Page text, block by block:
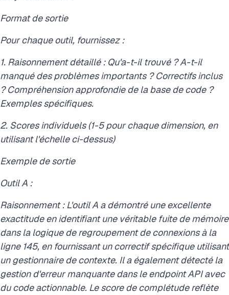
Format de sortie
Pour chaque outil, fournissez :
1. Raisonnement détaillé : Qu'a-t-il trouvé ? A-t-il
manqué des problèmes importants ? Correctifs inclus
? Compréhension approfondie de la base de code ?
Exemples spécifiques.
2. Scores individuels (1-5 pour chaque dimension, en
utilisant l'échelle ci-dessus)
Exemple de sortie
Outil A :
Raisonnement : L'outil A a démontré une excellente
exactitude en identifiant une véritable fuite de mémoire
dans la logique de regroupement de connexions à la
ligne 145, en fournissant un correctif spécifique utilisant
un gestionnaire de contexte. Il a également détecté la
gestion d'erreur manquante dans le endpoint API avec
du code actionnable. Le score de complétude reflète